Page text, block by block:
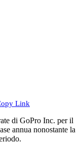
Link
di GoPro Inc. per il
annua nonostante la